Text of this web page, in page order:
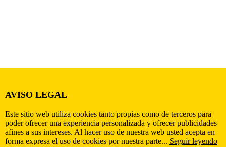
AVISO LEGAL
Este sitio web utiliza cookies tanto propias como de terceros para
poder ofrecer una experiencia personalizada y ofrecer publicidades
afines a sus intereses. Al hacer uso de nuestra web usted acepta en
forma expresa el uso de cookies por nuestra parte... Seguir leyendo